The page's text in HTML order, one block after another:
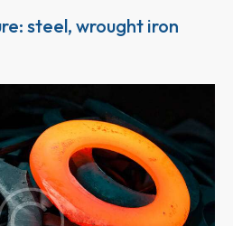
steel, wrought iron